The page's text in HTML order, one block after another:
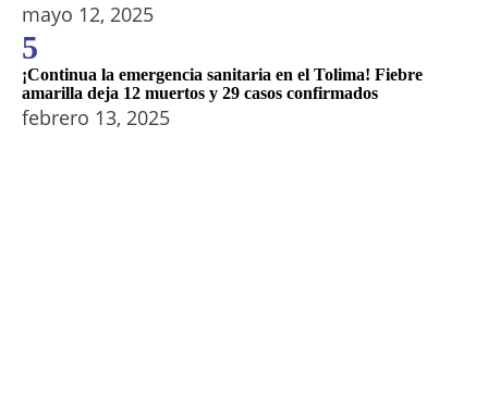
mayo 12, 2025
5
¡Continua la emergencia sanitaria en el Tolima! Fiebre
amarilla deja 12 muertos y 29 casos confirmados
febrero 13, 2025